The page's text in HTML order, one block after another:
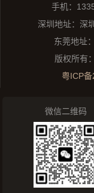
手机：
深圳地址：深
东莞地址
版权所有
粤ICP
微信二维码